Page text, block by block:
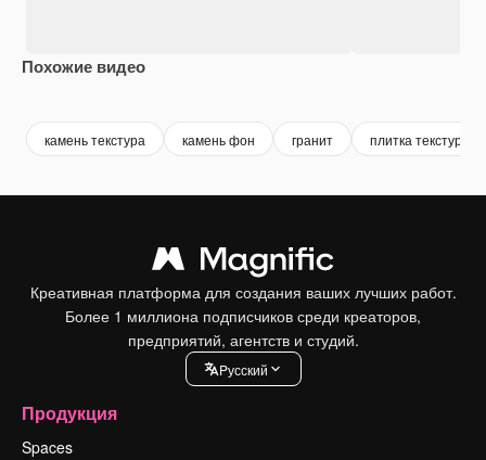
Похожие видео
камень текстура камень фон гранит плитка текстура
Креативная платформа для создания ваших лучших работ.
Более 1 миллиона подписчиков среди креаторов,
предприятий, агентств и студий.
Pусский
Продукция
Spaces